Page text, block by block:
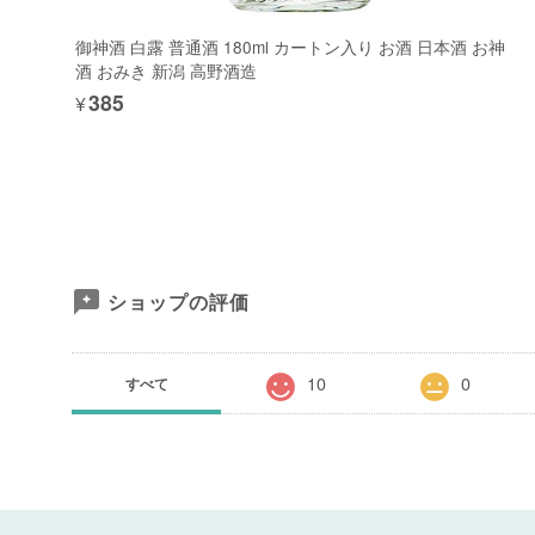
御神酒 白露 普通酒 180ml カートン入り お酒 日本酒 お神
酒 おみき 新潟 高野酒造
¥385
ショップの評価
すべて 10 0